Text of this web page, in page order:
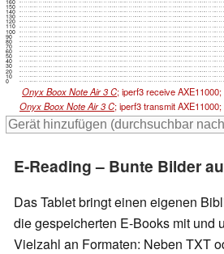
0
10
20
30
40
50
60
70
80
90
100
110
120
130
140
150
Onyx Boox Note Air 3 C; iperf3 receive
Onyx Boox Note Air 3 C; iperf3 transmit
E-Reading – Bunte Bilder
Das Tablet bringt einen eigenen
die gespeicherten E-Books mit und
Vielzahl an Formaten: Neben TXT